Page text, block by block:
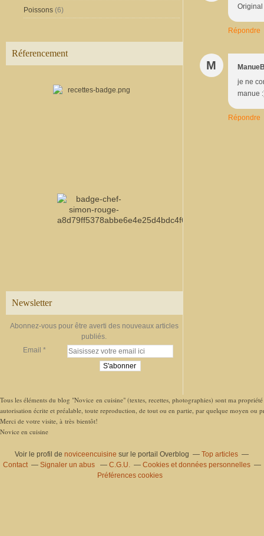
Poissons (6)
Réferencement
Newsletter
Abonnez-vous pour être averti des nouveaux articles
publiés.
Email
Original
Répondre
M
je ne
manue
Répondre
Tous les éléments du blog "Novice en cuisine" (textes, recettes, photographies) sont ma
autorisation écrite et préalable, toute reproduction, de tout ou en partie, par quelque moyen ou
Merci de votre visite, à très bientôt!
Novice en cuisine
Voir le profil denoviceencuisine sur le portail Overblog
Top articles
Contact
Signaler un abus C.G.U.
Cookies et données personnelles
Préférences cookies